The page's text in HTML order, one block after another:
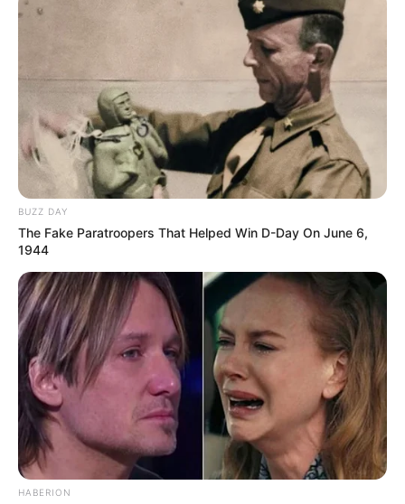
4. Penampilannya bisa jadi inspirasi nih
BUZZ DAY
The Fake Paratroopers That Helped Win D-Day On June 6,
1944
HABERION